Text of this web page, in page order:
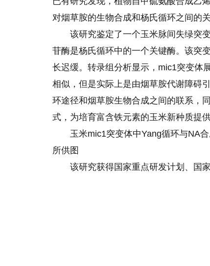
对烟草胺的生物合成和杨氏循环之间的
该研究鉴定了一个玉米脉间失绿突
苷酶是杨氏循环中的一个关键酶。该突
长迟缓。转录组分析显示，mic1突变体
相似，但是实际上是由烟草胺代谢障碍
环途径和烟草胺生物合成之间的联系，
式，为培育富含铁元素的玉米新种质提
玉米mic1突变体中Yang循环与NA
所供图
该研究获得国家重点研发计划、国